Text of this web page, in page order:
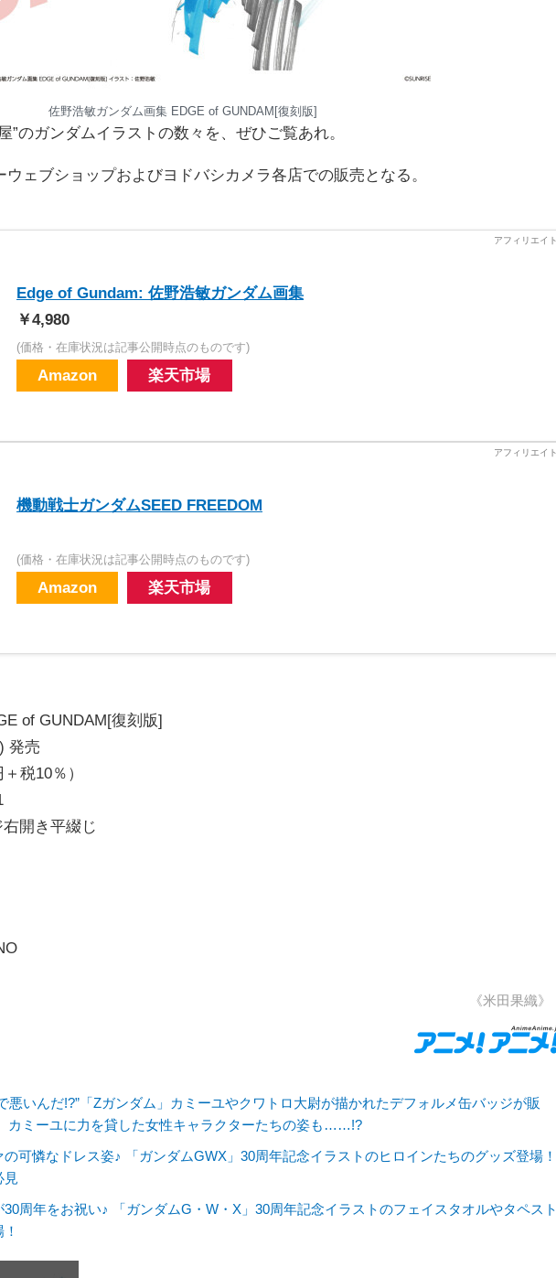
佐野浩敏ガンダム画集 EDGE of GUNDAM[復刻版]
”のガンダムイラストの数々を、ぜひご覧あれ。
ェブショップおよびヨドバシカメラ各店での販売となる。
Edge of Gundam: 佐野浩敏ガンダム画集
￥4,980
(価格・在庫状況は記事公開時点のものです)
Amazon 楽天市場
機動戦士ガンダムSEED FREEDOM
(価格・在庫状況は記事公開時点のものです)
Amazon 楽天市場
of GUNDAM[復刻版]
発売
税10％）
開き平綴じ
《米田果織》
悪いんだ!?”「Zガンダム」カミーユやクワトロ大尉が描かれたデフォルメ缶バッジが販
カミーユに力を貸した女性キャラクターたちの姿も……!?
可憐なドレス姿♪ 「ガンダムGWX」30周年記念イラストのヒロインたちのグッズ登場！
見
30周年をお祝い♪ 「ガンダムG・W・X」30周年記念イラストのフェイスタオルやタペスト